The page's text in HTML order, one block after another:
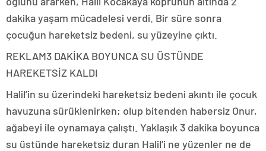
dakika yaşam mücadelesi verdi. Bir süre sonra
çocuğun hareketsiz bedeni, su yüzeyine çıktı.
REKLAM3 DAKİKA BOYUNCA SU ÜSTÜNDE
HAREKETSİZ KALDI
Halil’in su üzerindeki hareketsiz bedeni akıntı ile çocuk
havuzuna sürüklenirken; olup bitenden habersiz Onur,
ağabeyi ile oynamaya çalıştı. Yaklaşık 3 dakika boyunca
su üstünde hareketsiz duran Halil’i ne yüzenler ne de